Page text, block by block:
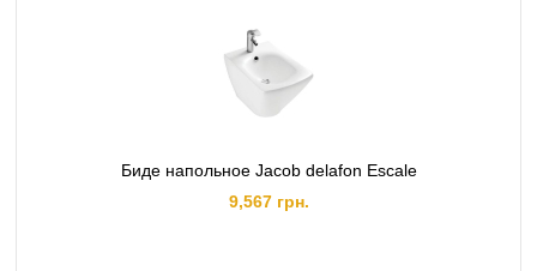
Биде напольное Jacob delafon Escale
9,567 грн.